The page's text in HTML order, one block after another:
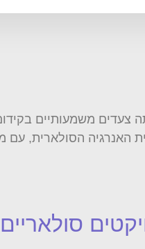
משמעותיים
הסולארית, עם